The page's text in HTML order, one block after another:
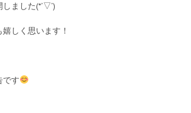
ました(*’▽’)
しく思います！
です